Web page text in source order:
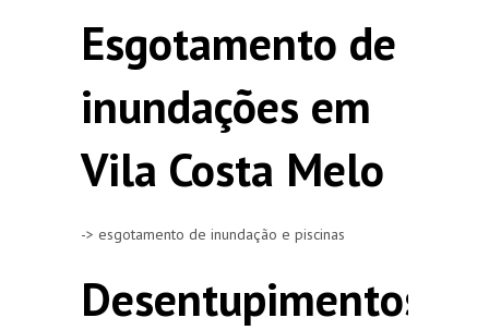
Esgotamento de
inundações em
Vila Costa Melo
-> esgotamento de inundação e piscinas
Desentupimentos